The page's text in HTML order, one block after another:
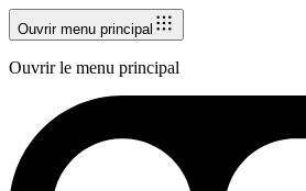
Ouvrir menu principal
Ouvrir le menu principal